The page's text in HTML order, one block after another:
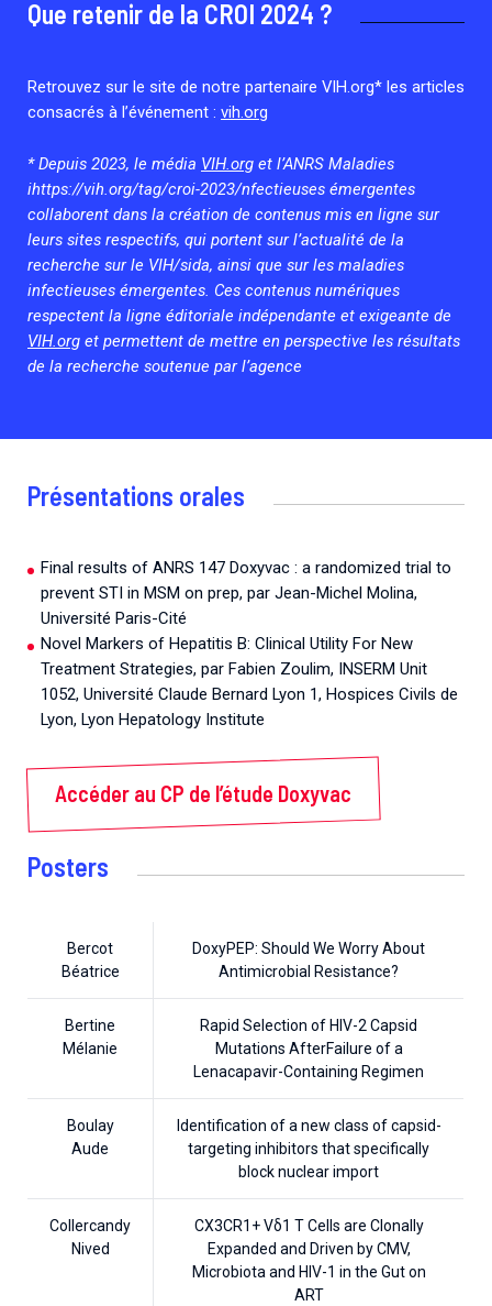
Associations de patient.e.s
Retrouvez toutes les cellules Émergence, actives ou
inactives.
Que retenir de la CROI 2024 ?
Retrouvez sur le site de notre partenaire VIH.org* les articles
consacrés à l’événement : vih.org
* Depuis 2023, le média VIH.org et l’ANRS Maladies
ihttps://vih.org/tag/croi-2023/nfectieuses émergentes
collaborent dans la création de contenus mis en ligne sur
leurs sites respectifs, qui portent sur l’actualité de la
recherche sur le VIH/sida, ainsi que sur les maladies
infectieuses émergentes. Ces contenus numériques
respectent la ligne éditoriale indépendante et exigeante de
VIH.org et permettent de mettre en perspective les résultats
de la recherche soutenue par l’agence
Présentations orales
Final results of ANRS 147 Doxyvac : a randomized trial to
prevent STI in MSM on prep, par Jean-Michel Molina,
Université Paris-Cité
Novel Markers of Hepatitis B: Clinical Utility For New
Treatment Strategies, par Fabien Zoulim, INSERM Unit
1052, Université Claude Bernard Lyon 1, Hospices Civils de
Lyon, Lyon Hepatology Institute
Accéder au CP de l’étude Doxyvac
Posters
Bercot
Béatrice
DoxyPEP: Should We Worry About
Antimicrobial Resistance?
Bertine
Mélanie
Rapid Selection of HIV-2 Capsid
Mutations AfterFailure of a
Lenacapavir-Containing Regimen
Boulay
Aude
Identification of a new class of capsid-
targeting inhibitors that specifically
block nuclear import
Collercandy
Nived
CX3CR1+ Vδ1 T Cells are Clonally
Expanded and Driven by CMV,
Microbiota and HIV-1 in the Gut on
ART